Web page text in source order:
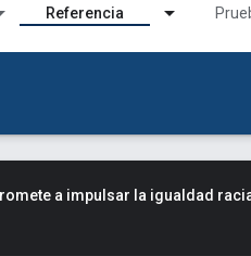
Referencia
a impulsar la igualdad